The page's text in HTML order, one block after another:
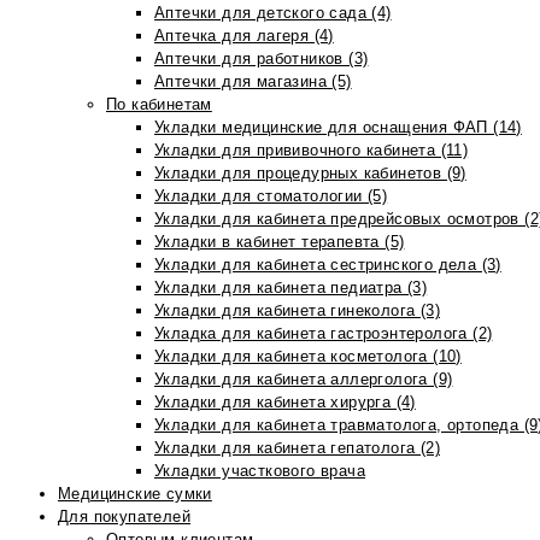
Аптечки для детского сада (4)
Аптечка для лагеря (4)
Аптечки для работников (3)
Аптечки для магазина (5)
По кабинетам
Укладки медицинские для оснащения ФАП (14)
Укладки для прививочного кабинета (11)
Укладки для процедурных кабинетов (9)
Укладки для стоматологии (5)
Укладки для кабинета предрейсовых осмотров
Укладки в кабинет терапевта (5)
Укладки для кабинета сестринского дела (3)
Укладки для кабинета педиатра (3)
Укладки для кабинета гинеколога (3)
Укладка для кабинета гастроэнтеролога (2)
Укладки для кабинета косметолога (10)
Укладки для кабинета аллерголога (9)
Укладки для кабинета хирурга (4)
Укладки для кабинета травматолога, ортопеда
Укладки для кабинета гепатолога (2)
Укладки участкового врача
Медицинские сумки
Для покупателей